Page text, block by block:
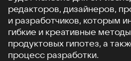
редакторов, дизайнеров,
и разработчиков, которым
гибкие и креативные
продуктовых гипотез, а
процесс разработки.